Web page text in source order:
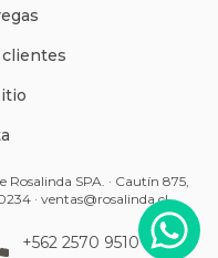
SPA. · Cautín 875,
· ventas@rosalinda.cl
+562 2570 9510